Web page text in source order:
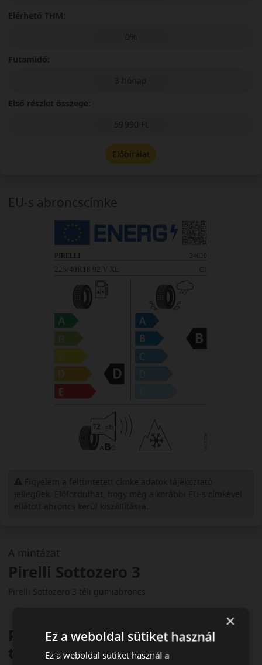
A mintázat
Pirelli Sottozero 3
Pirelli Sottozero 3 téli gumiabroncs
Prémium sportos teljesítmény
télen
Elérhető THM:
0%
Futamidő:
3 hónap
Első részlet összege:
59 990 Ft
Előbírálat
EU-s abroncscímke
×
Ez a weboldal sütiket használ
Ez a weboldal sütiket használ a